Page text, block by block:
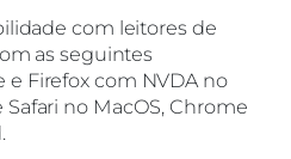
com leitores de
as seguintes
Firefox com NVDA no
no MacOS, Chrome